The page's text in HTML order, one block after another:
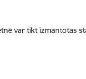
var tikt izmantotas